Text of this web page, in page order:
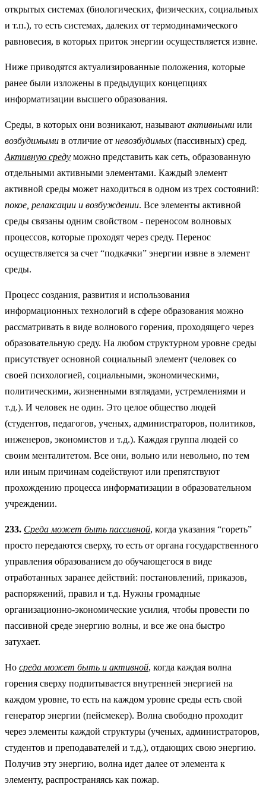
открытых системах (биологических, физических, социальных
и т.п.), то есть системах, далеких от термодинамического
равновесия, в которых приток энергии осуществляется извне.
Ниже приводятся актуализированные положения, которые
ранее были изложены в предыдущих концепциях
информатизации высшего образования.
Среды, в которых они возникают, называют активными или
возбудимыми в отличие от невозбудимых (пассивных) сред.
Активную среду можно представить как сеть, образованную
отдельными активными элементами. Каждый элемент
активной среды может находиться в одном из трех состояний:
покое, релаксации и возбуждении. Все элементы активной
среды связаны одним свойством - переносом волновых
процессов, которые проходят через среду. Перенос
осуществляется за счет “подкачки” энергии извне в элемент
среды.
Процесс создания, развития и использования
информационных технологий в сфере образования можно
рассматривать в виде волнового горения, проходящего через
образовательную среду. На любом структурном уровне среды
присутствует основной социальный элемент (человек со
своей психологией, социальными, экономическими,
политическими, жизненными взглядами, устремлениями и
т.д.). И человек не один. Это целое общество людей
(студентов, педагогов, ученых, администраторов, политиков,
инженеров, экономистов и т.д.). Каждая группа людей со
своим менталитетом. Все они, вольно или невольно, по тем
или иным причинам содействуют или препятствуют
прохождению процесса информатизации в образовательном
учреждении.
233. Среда может быть пассивной, когда указания “гореть”
просто передаются сверху, то есть от органа государственного
управления образованием до обучающегося в виде
отработанных заранее действий: постановлений, приказов,
распоряжений, правил и т.д. Нужны громадные
организационно-экономические усилия, чтобы провести по
пассивной среде энергию волны, и все же она быстро
затухает.
Но среда может быть и активной, когда каждая волна
горения сверху подпитывается внутренней энергией на
каждом уровне, то есть на каждом уровне среды есть свой
генератор энергии (пейсмекер). Волна свободно проходит
через элементы каждой структуры (ученых, администраторов,
студентов и преподавателей и т.д.), отдающих свою энергию.
Получив эту энергию, волна идет далее от элемента к
элементу, распространяясь как пожар.